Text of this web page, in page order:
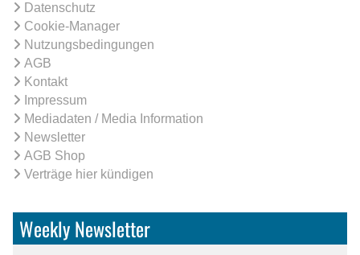
Datenschutz
Cookie-Manager
Nutzungsbedingungen
AGB
Kontakt
Impressum
Mediadaten / Media Information
Newsletter
AGB Shop
Verträge hier kündigen
Weekly Newsletter